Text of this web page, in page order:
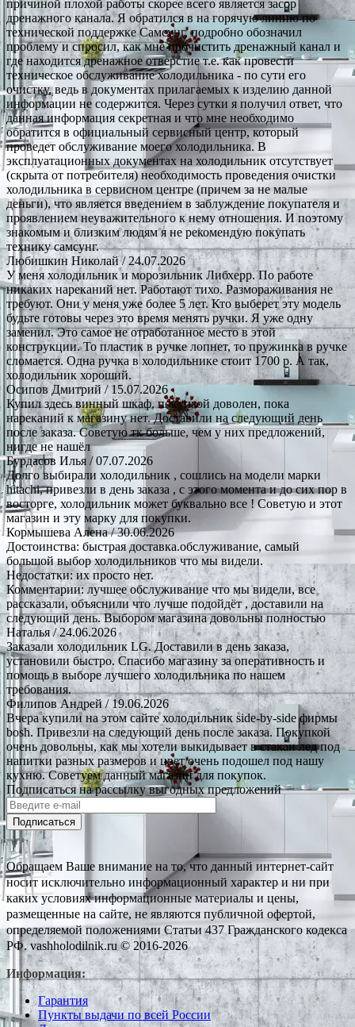
причиной плохой работы скорее всего является засор
дренажного канала. Я обратился в на горячую линию по
технической поддержке Самсунг, подробно обозначил
проблему и спросил, как мне прочистить дренажный канал и
где находится дренажное отверстие т.е. как провести
техническое обслуживание холодильника - по сути его
очистку, ведь в документах прилагаемых к изделию данной
информации не содержится. Через сутки я получил ответ, что
данная информация секретная и что мне необходимо
обратится в официальный сервисный центр, который
проведет обслуживание моего холодильника. В
эксплуатационных документах на холодильник отсутствует
(скрыта от потребителя) необходимость проведения очистки
холодильника в сервисном центре (причем за не малые
деньги), что является введением в заблуждение покупателя и
проявлением неуважительного к нему отношения. И поэтому
знакомым и близким людям я не рекомендую покупать
технику самсунг.
Любишкин Николай/ 24.07.2026
У меня холодильник и морозильник Либхерр. По работе
никаких нареканий нет. Работают тихо. Размораживания не
требуют. Они у меня уже более 5 лет. Кто выберет эту модель
будьте готовы через это время менять ручки. Я уже одну
заменил. Это самое не отработанное место в этой
конструкции. То пластик в ручке лопнет, то пружинка в ручке
сломается. Одна ручка в холодильнике стоит 1700 р. А так,
холодильник хороший.
Осипов Дмитрий/ 15.07.2026
Купил здесь винный шкаф, покупкой доволен, пока
нареканий к магазину нет. Доставили на следующий день
после заказа. Советую тк больше, чем у них предложений,
нигде не нашёл
Бурдасов Илья / 07.07.2026
Долго выбирали холодильник , сошлись на модели марки
hitachi, привезли в день заказа , с этого момента и до сих пор в
восторге, холодильник может буквально все ! Советую и этот
магазин и эту марку для покупки.
Кормышева Алена/ 30.06.2026
Достоинства: быстрая доставка.обслуживание, самый
большой выбор холодильников что мы видели.
Недостатки: их просто нет.
Комментарии: лучшее обслуживание что мы видели, все
рассказали, объяснили что лучше подойдёт , доставили на
следующий день. Выбором магазина довольны полностью
Наталья/ 24.06.2026
Заказали холодильник LG. Доставили в день заказа,
установили быстро. Спасибо магазину за оперативность и
помощь в выборе лучшего холодильника по нашем
требования.
Филипов Андрей/ 19.06.2026
Вчера купили на этом сайте холодильник side-by-side фирмы
bosh. Привезли на следующий день после заказа. Покупкой
очень довольны, как мы хотели выкидывает в стакан лед под
напитки разных размеров и цвет очень подошел под нашу
кухню. Советуем данный магазин для покупок.
Подписаться на рассылку выгодных предложений
Подписаться
Обращаем Ваше внимание на то, что данный интернет-сайт
носит исключительно информационный характер и ни при
каких условиях информационные материалы и цены,
размещенные на сайте, не являются публичной офертой,
определяемой положениями Статьи 437 Гражданского кодекса
РФ. vashholodilnik.ru © 2016-2026
Информация:
Гарантия
Пункты выдачи по всей России